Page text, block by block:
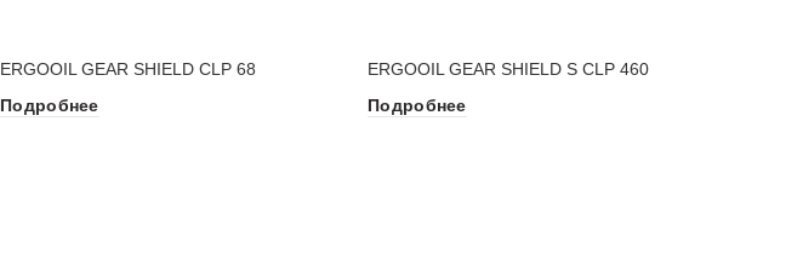
ERGOOIL GEAR SHIELD CLP 68
Подробнее
ERGOOIL GEAR SHIELD S CLP 460
Подробнее